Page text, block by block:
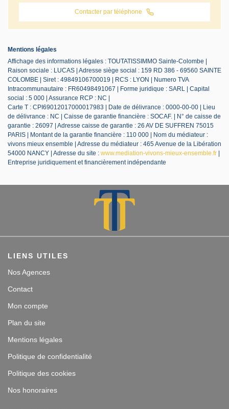
Contacter par téléphone
Mentions légales
Affichage des informations légales : TOUTATISSIMMO Sainte-Colombe |
Raison sociale : LUCAS | Adresse siège social : 159 RD 386 - 69560 SAINTE
COLOMBE | Siret : 49849106700019 | RCS : LYON | Numero TVA
Intracommunautaire : FR60498491067 | Forme juridique : SARL | Capital
social : 5 000 | Assurance RCP : NC |
Carte T : CPI69012017000017983 | Date de délivrance : 0000-00-00 | Lieu
de délivrance : NC | Caisse de garantie financière : SOCAF. | N° de caisse de
garantie : 26097 | Adresse caisse de garantie : 26 AV DE SUFFREN 75015
PARIS | Montant de la garantie financière : 110 000 | Nom du médiateur :
vivons mieux ensemble | Adresse du médiateur : 465 Avenue de la Libération
54000 NANCY | Adresse du site : www.mediation-vivons-mieux-ensemble.fr
Entreprise juridiquement et financièrement indépendante
LIENS UTILES
Nos Agences
Contact
Mon compte
Plan du site
Mentions légales
Politique de confidentialité
Politique des cookies
Nos honoraires